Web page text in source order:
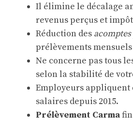
Il élimine le décalage
revenus perçus et
Réduction des
prélèvements
Ne concerne pas tous
selon la stabilité de
Employeurs appliquent
salaires depuis 2015.
Prélèvement Carma